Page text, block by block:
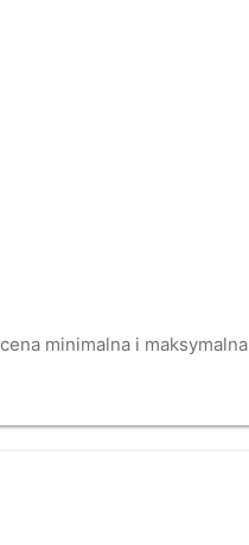
minimalna i maksymalna